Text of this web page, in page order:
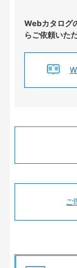
Webカタログ
らご依頼いた
ご